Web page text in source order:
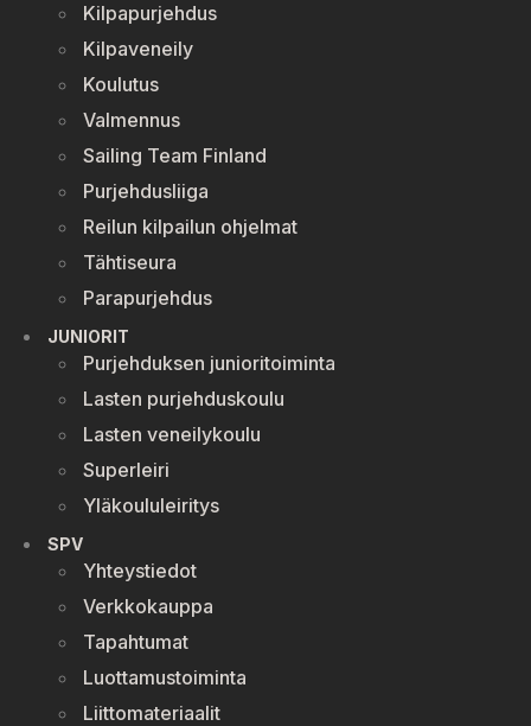
Kilpapurjehdus
Kilpaveneily
Koulutus
Valmennus
Sailing Team Finland
Purjehdusliiga
Reilun kilpailun ohjelmat
Tähtiseura
Parapurjehdus
JUNIORIT
Purjehduksen junioritoiminta
Lasten purjehduskoulu
Lasten veneilykoulu
Superleiri
Yläkoululeiritys
SPV
Yhteystiedot
Verkkokauppa
Tapahtumat
Luottamustoiminta
Liittomateriaalit